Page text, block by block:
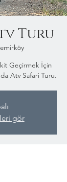
Turu
Geçirmek İçin
Atv Safari Turu.
gör